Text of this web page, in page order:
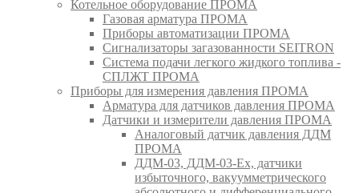
Котельное оборудование ПРОМА
Газовая арматура ПРОМА
Приборы автоматизации ПРОМА
Сигнализаторы загазованности SEITRON
Система подачи легкого жидкого топлива -
СПЛЖТ ПРОМА
Приборы для измерения давления ПРОМА
Арматура для датчиков давления ПРОМА
Датчики и измерители давления ПРОМА
Аналоговый датчик давления ДДМ
ПРОМА
ДДМ-03, ДДМ-03-Ех, датчики
избыточного, вакуумметрического